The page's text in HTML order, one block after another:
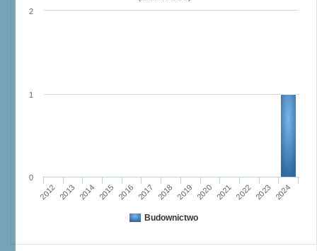
2012 2013 2014 2015 2016 2017 2018 2019 2020 2021 2022 2023 2024
0
1
2
Budownictwo